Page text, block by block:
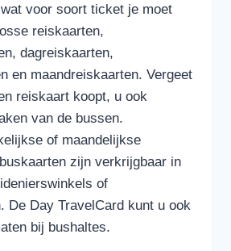
voor soort ticket je moet
reiskaarten,
dagreiskaarten,
en maandreiskaarten. Vergeet
reiskaart koopt, u ook
van de bussen.
of maandelijkse
zijn verkrijgbaar in
of
De Day TravelCard kunt u ook
bij bushaltes.